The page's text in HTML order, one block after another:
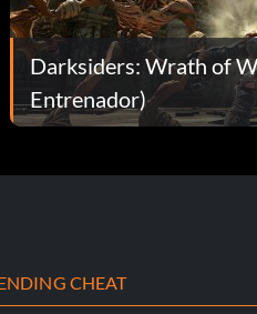
Darksiders: Wrath of
Entrenador)
CHEAT